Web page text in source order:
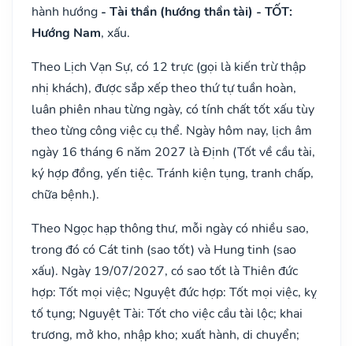
hành hướng - Tài thần (hướng thần tài) - TỐT:
Hướng Nam, xấu.
Theo Lịch Vạn Sự, có 12 trực (gọi là kiến trừ thập
nhị khách), được sắp xếp theo thứ tự tuần hoàn,
luân phiên nhau từng ngày, có tính chất tốt xấu tùy
theo từng công việc cụ thể. Ngày hôm nay, lịch âm
ngày 16 tháng 6 năm 2027 là Định (Tốt về cầu tài,
ký hợp đồng, yến tiệc. Tránh kiện tụng, tranh chấp,
chữa bệnh.).
Theo Ngọc hạp thông thư, mỗi ngày có nhiều sao,
trong đó có Cát tinh (sao tốt) và Hung tinh (sao
xấu). Ngày 19/07/2027, có sao tốt là Thiên đức
hợp: Tốt mọi việc; Nguyệt đức hợp: Tốt mọi việc, kỵ
tố tụng; Nguyệt Tài: Tốt cho việc cầu tài lộc; khai
trương, mở kho, nhập kho; xuất hành, di chuyển;